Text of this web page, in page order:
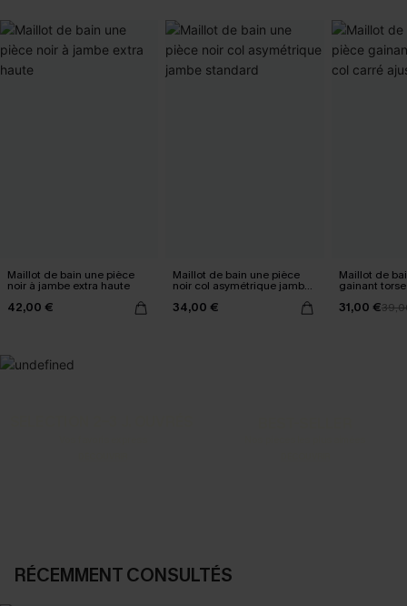
Maillot de bain une pièce
noir à jambe extra haute
42,00 €
Maillot de bain une pièce
noir col asymétrique jambe
34,00 €
Maillot de
gainant
31,00 €
RÉCEMMENT CONSULTÉS